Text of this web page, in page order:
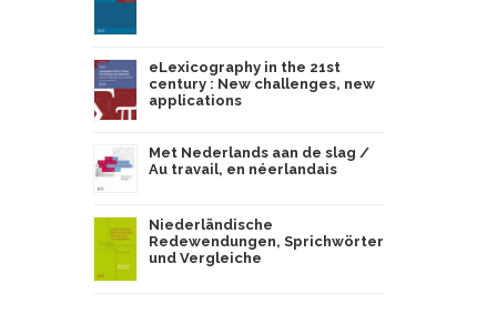
eLexicography in the 21st
century : New challenges, new
applications
Met Nederlands aan de slag /
Au travail, en néerlandais
Niederländische
Redewendungen, Sprichwörter
und Vergleiche